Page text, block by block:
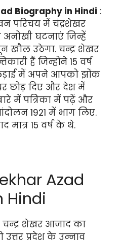
Biography in Hindi :
परिचय में चंद्रशेखर
घटनाएं जिन्हें
उठेगा. चन्द्र शेखर
हैं जिन्होंने 15 वर्ष
में अपने आपको झोंक
घर छोड़ दिए और देश में
में पत्रिका में पढ़ें और
1921 में भाग लिए.
15 वर्ष के थे.
Azad
Hindi
चन्द्र शेखर आजाद का
प्रदेश के उन्नाव